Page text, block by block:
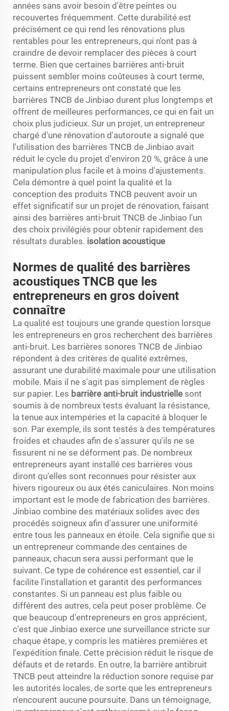
années sans avoir besoin d'être peintes ou
recouvertes fréquemment. Cette durabilité est
précisément ce qui rend les rénovations plus
rentables pour les entrepreneurs, qui n'ont pas à
craindre de devoir remplacer des pièces à court
terme. Bien que certaines barrières anti-bruit
puissent sembler moins coûteuses à court terme,
certains entrepreneurs ont constaté que les
barrières TNCB de Jinbiao durent plus longtemps et
offrent de meilleures performances, ce qui en fait un
choix plus judicieux. Sur un projet, un entrepreneur
chargé d'une rénovation d'autoroute a signalé que
l'utilisation des barrières TNCB de Jinbiao avait
réduit le cycle du projet d'environ 20 %, grâce à une
manipulation plus facile et à moins d'ajustements.
Cela démontre à quel point la qualité et la
conception des produits TNCB peuvent avoir un
effet significatif sur un projet de rénovation, faisant
ainsi des barrières anti-bruit TNCB de Jinbiao l'un
des choix privilégiés pour obtenir rapidement des
résultats durables. isolation acoustique
Normes de qualité des barrières
acoustiques TNCB que les
entrepreneurs en gros doivent
connaître
La qualité est toujours une grande question lorsque
les entrepreneurs en gros recherchent des barrières
anti-bruit. Les barrières sonores TNCB de Jinbiao
répondent à des critères de qualité extrêmes,
assurant une durabilité maximale pour une utilisation
mobile. Mais il ne s'agit pas simplement de règles
sur papier. Les barrière anti-bruit industrielle sont
soumis à de nombreux tests évaluant la résistance,
la tenue aux intempéries et la capacité à bloquer le
son. Par exemple, ils sont testés à des températures
froides et chaudes afin de s'assurer qu'ils ne se
fissurent ni ne se déforment pas. De nombreux
entrepreneurs ayant installé ces barrières vous
diront qu'elles sont reconnues pour résister aux
hivers rigoureux ou aux étés caniculaires. Non moins
important est le mode de fabrication des barrières.
Jinbiao combine des matériaux solides avec des
procédés soigneux afin d'assurer une uniformité
entre tous les panneaux en étoile. Cela signifie que si
un entrepreneur commande des centaines de
panneaux, chacun sera aussi performant que le
suivant. Ce type de cohérence est essentiel, car il
facilite l'installation et garantit des performances
constantes. Si un panneau est plus faible ou
différent des autres, cela peut poser problème. Ce
que beaucoup d'entrepreneurs en gros apprécient,
c'est que Jinbiao exerce une surveillance stricte sur
chaque étape, y compris les matières premières et
l'expédition finale. Cette précision réduit le risque de
défauts et de retards. En outre, la barrière antibruit
TNCB peut atteindre la réduction sonore requise par
les autorités locales, de sorte que les entrepreneurs
n'encourent aucune poursuite. Dans un témoignage,